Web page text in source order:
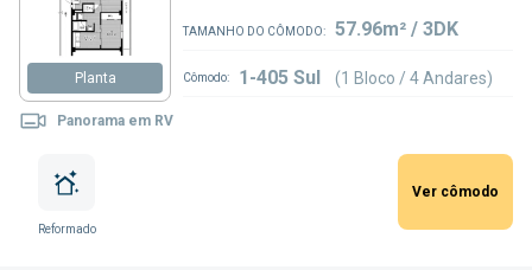
Planta
Panorama em RV
TAMANHO DO CÔMODO: 57.96m² / 3DK
Cômodo: 1-405 Sul (1 Bloco / 4 Andares)
Reformado
Ver cômodo